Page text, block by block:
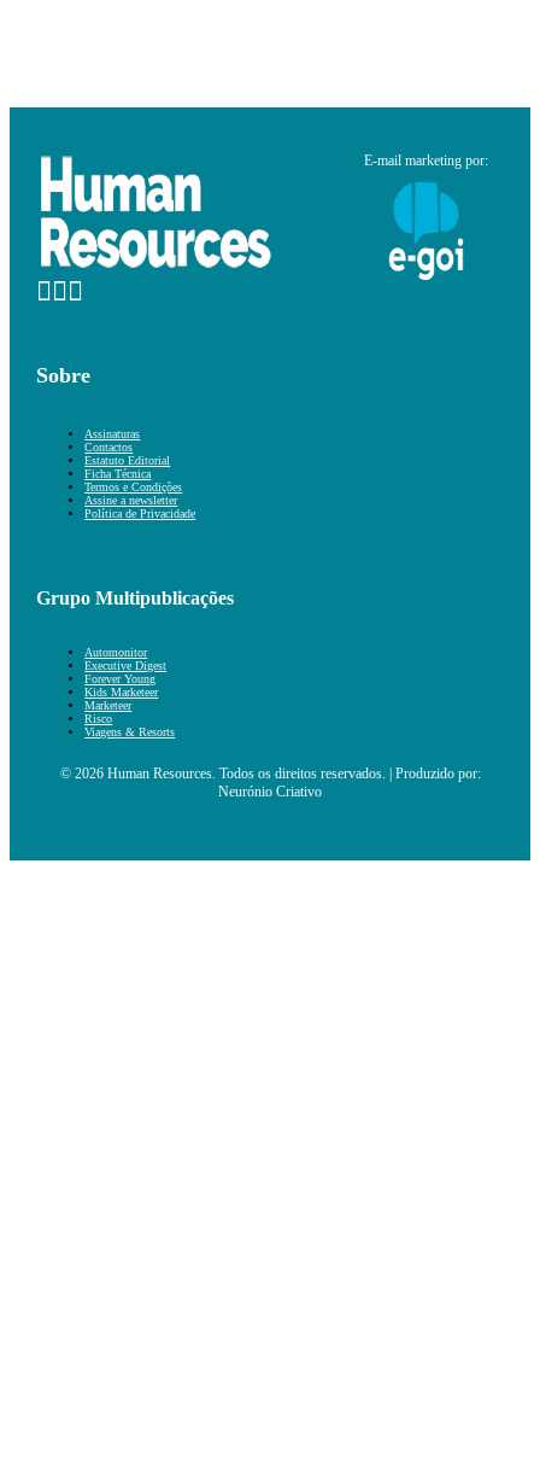
E-mail marketing por:
Sobre
Assinaturas
Contactos
Estatuto Editorial
Ficha Técnica
Termos e Condições
Assine a newsletter
Política de Privacidade
Grupo Multipublicações
Automonitor
Executive Digest
Forever Young
Kids Marketeer
Marketeer
Risco
Viagens & Resorts
© 2026 Human Resources. Todos os direitos reservados. | Produzido por:
Neurónio Criativo